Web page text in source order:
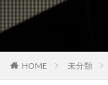
HOME 未分類